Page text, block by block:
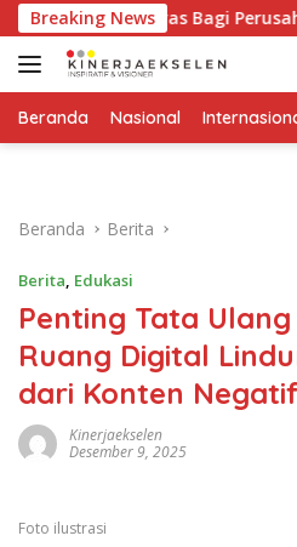
Langsung
ke
konten
Breaking News
Keras Bagi Perusahaan
Beranda Nasional
Beranda Berita
Berita, Edukasi
Penting Tata
Ruang Digital
dari Konten Negatif
Kinerjaekselen
Desember 9, 2025
Foto ilustrasi